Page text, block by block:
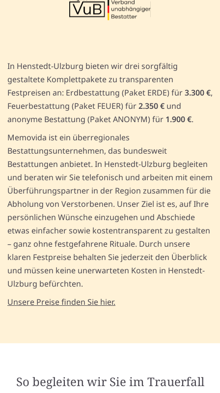
In Henstedt-Ulzburg bieten wir drei sorgfältig
gestaltete Komplettpakete zu transparenten
Festpreisen an: Erdbestattung (Paket ERDE) für3.300 €,
Feuerbestattung (Paket FEUER) für2.350 € und
anonyme Bestattung (Paket ANONYM) für 1.900 €.
Memovida ist ein überregionales
Bestattungsunternehmen, das bundesweit
Bestattungen anbietet. In Henstedt-Ulzburg begleiten
und beraten wir Sie telefonisch und arbeiten mit einem
Überführungspartner in der Region zusammen für die
Abholung von Verstorbenen. Unser Ziel ist es, auf Ihre
persönlichen Wünsche einzugehen und Abschiede
etwas einfacher sowie kostentransparent zu gestalten
– ganz ohne festgefahrene Rituale. Durch unsere
klaren Festpreise behalten Sie jederzeit den Überblick
und müssen keine unerwarteten Kosten in Henstedt-
Ulzburg befürchten.
Unsere Preise finden Sie hier.
So begleiten wir Sie im Trauerfall